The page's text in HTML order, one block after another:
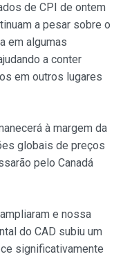
de CPI de ontem
a pesar sobre o
em algumas
a conter
em outros lugares
à margem da
globais de preços
pelo Canadá
e nossa
do CAD subiu um
significativamente